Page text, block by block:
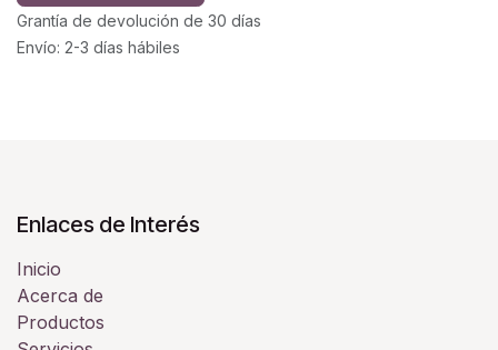
Grantía de devolución de 30 días
Envío: 2-3 días hábiles
Enlaces de Interés
Inicio
Acerca de
Productos